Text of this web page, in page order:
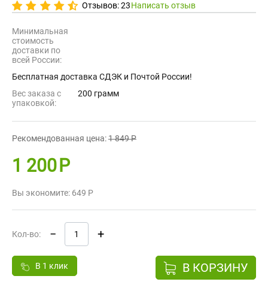
Отзывов: 23Написать отзыв
Минимальная
стоимость
доставки по
всей России:
Бесплатная доставка СДЭК и Почтой России!
Вес заказа с
упаковкой:
200 грамм
Рекомендованная цена:1 849Р
1 200 Р
Вы экономите: 649 Р
Кол-во: +
−
В 1 клик В КОРЗИНУ